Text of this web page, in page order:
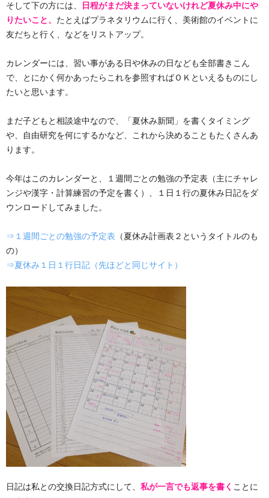
そして下の方には、
日程がまだ決まっていないけれど夏休み中にや
りたいこと、 たとえばプラネタリウムに行く、美術館のイベントに
友だちと行く、などをリストアップ。
カレンダーには、習い事がある日や休みの日なども全部書きこん
で、とにかく何かあったらこれを参照すればＯＫといえるものにし
たいと思います。
まだ子どもと相談途中なので、「夏休み新聞」を書くタイミング
や、自由研究を何にするかなど、これから決めることもたくさんあ
ります。
今年はこのカレンダーと、１週間ごとの勉強の予定表（主にチャレ
ンジや漢字・計算練習の予定を書く）、１日１行の夏休み日記をダ
ウンロードしてみました。
⇒１週間ごとの勉強の予定表 （夏休み計画表２というタイトルのも
の）
⇒夏休み１日１行日記（先ほどと同じサイト）
日記は私との交換日記方式にして、 私が一言でも返事を書く ことに